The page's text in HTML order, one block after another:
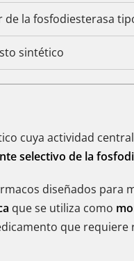
la fosfodiesterasa
sintético
cuya actividad
selectivo de la
diseñados
que se utiliza como
que